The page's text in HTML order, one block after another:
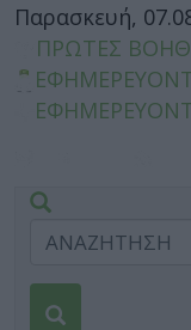
Παρασκευή,
ΠΡΩΤΕΣ